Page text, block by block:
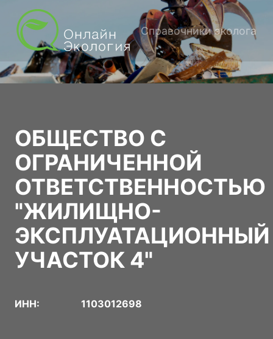
Справочники эколога
ОБЩЕСТВО С
ОГРАНИЧЕННОЙ
ОТВЕТСТВЕННОСТЬЮ
"ЖИЛИЩНО-
ЭКСПЛУАТАЦИОННЫЙ
УЧАСТОК 4"
ИНН: 1103012698